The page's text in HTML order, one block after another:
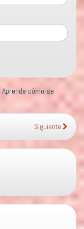
Aprende cómo se
Siguiente